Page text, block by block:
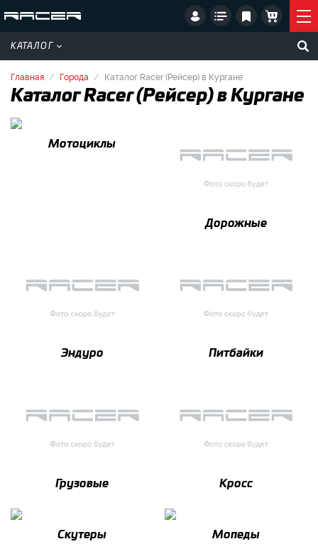
КАТАЛОГ
Главная Города Каталог Racer (Рейсер) в Кургане
Каталог Racer (Рейсер) в Кургане
Мотоциклы
Дорожные
Эндуро Питбайки
Грузовые Кросс
Скутеры Мопеды